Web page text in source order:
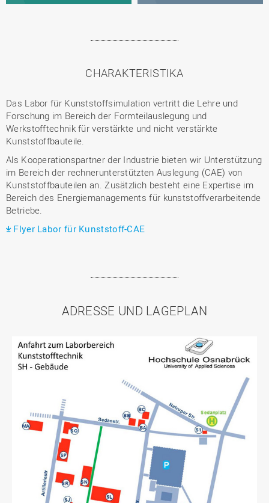
CHARAKTERISTIKA
Das Labor für Kunststoffsimulation vertritt die Lehre und
Forschung im Bereich der Formteilauslegung und
Werkstofftechnik für verstärkte und nicht verstärkte
Kunststoffbauteile.
Als Kooperationspartner der Industrie bieten wir Unterstützung
im Bereich der rechnerunterstützten Auslegung (CAE) von
Kunststoffbauteilen an. Zusätzlich besteht eine Expertise im
Bereich des Energiemanagements für kunststoffverarbeitende
Betriebe.
Flyer Labor für Kunststoff-CAE
ADRESSE UND LAGEPLAN